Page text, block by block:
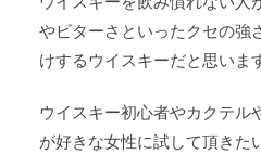
やビターさといったクセの強
けするウイスキーだと思いま
ウイスキー初心者やカクテル
が好きな女性に試して頂きた